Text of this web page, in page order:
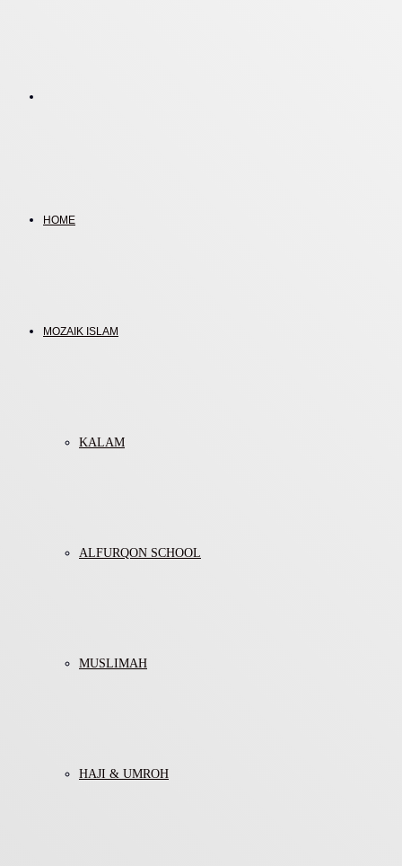
HOME
MOZAIK ISLAM
KALAM
ALFURQON SCHOOL
MUSLIMAH
HAJI & UMROH